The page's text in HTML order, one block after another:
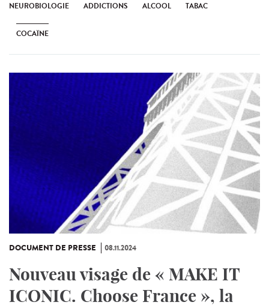
NEUROBIOLOGIE ADDICTIONS ALCOOL TABAC
COCAÏNE
DOCUMENT DE PRESSE 08.11.2024
Nouveau visage de « MAKE IT
ICONIC. Choose France », la